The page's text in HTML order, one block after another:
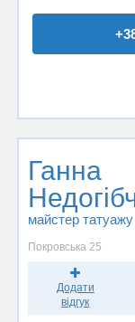
Ганна
майстер татуажу
Покровська 25
Додати
відгук